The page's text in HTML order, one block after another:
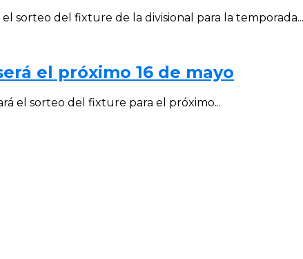
sorteo del fixture de la divisional para la temporada...
el próximo 16 de mayo
el sorteo del fixture para el próximo...